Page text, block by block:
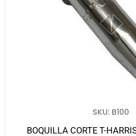
SKU: B100
BOQUILLA CORTE T-